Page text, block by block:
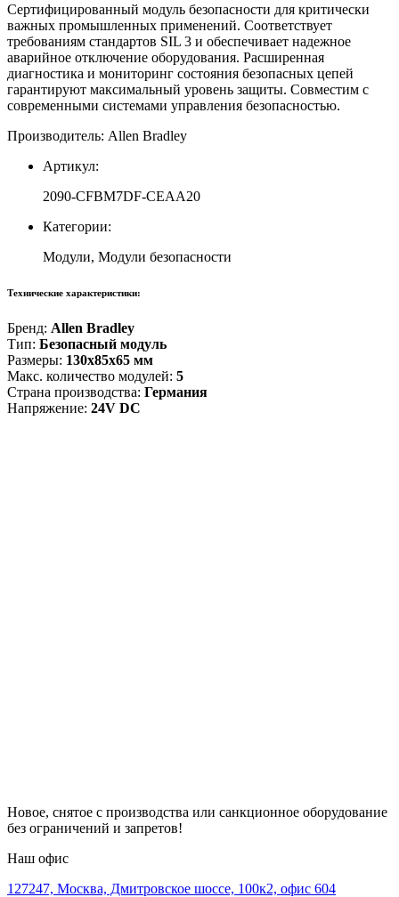
2090-
CFBM7DF-
CEAA20
Сертифицированный модуль безопасности для критически
важных промышленных применений. Соответствует
требованиям стандартов SIL 3 и обеспечивает надежное
аварийное отключение оборудования. Расширенная
диагностика и мониторинг состояния безопасных цепей
гарантируют максимальный уровень защиты. Совместим с
современными системами управления безопасностью.
Производитель: Allen Bradley
Артикул:
2090-CFBM7DF-CEAA20
Категории:
Модули, Модули безопасности
Технические характеристики:
Бренд: Allen Bradley
Тип: Безопасный модуль
Размеры: 130x85x65 мм
Макс. количество модулей: 5
Страна производства: Германия
Напряжение: 24V DC
Новое, снятое с производства или санкционное оборудование
без ограничений и запретов!
Наш офис
127247, Москва, Дмитровское шоссе, 100к2, офис 604